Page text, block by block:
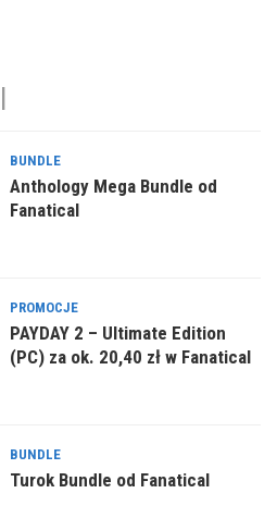
BUNDLE
Anthology Mega Bundle od
Fanatical
PROMOCJE
PAYDAY 2 – Ultimate Edition
(PC) za ok. 20,40 zł w Fanatical
BUNDLE
Turok Bundle od Fanatical